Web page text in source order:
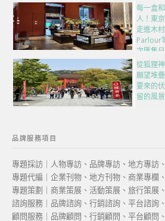
每一盒
人！東
走進木
Parlour
次匯集
從狐狸
願望堆
要來的
留的風景
品牌服務項目
專題採訪｜人物專訪、品牌專訪、地方專訪
專題代編｜企業刊物、地方刊物、商業專欄
專題策劃｜商業策展、活動策展、旅行策展
諮詢服務｜品牌諮詢、行銷諮詢、平台諮詢
顧問服務｜品牌顧問、行銷顧問、平台顧問